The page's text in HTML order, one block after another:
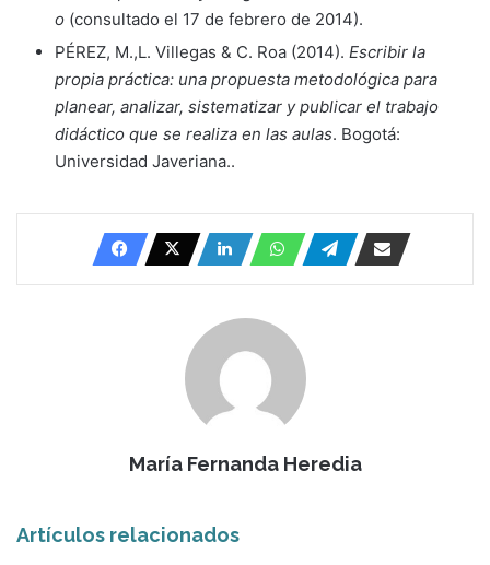
o (consultado el 17 de febrero de 2014).
PÉREZ, M.,L. Villegas & C. Roa (2014). Escribir la
propia práctica: una propuesta metodológica para
planear, analizar, sistematizar y publicar el trabajo
didáctico que se realiza en las aulas. Bogotá:
Universidad Javeriana..
María Fernanda Heredia
Artículos relacionados